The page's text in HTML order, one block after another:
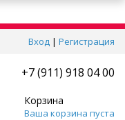
Вход | Регистрация
+7 (911) 918 04 00
Корзина
Ваша корзина пуста